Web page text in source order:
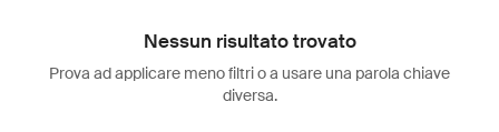
Nessun risultato trovato
Prova ad applicare meno filtri o a usare una parola chiave
diversa.